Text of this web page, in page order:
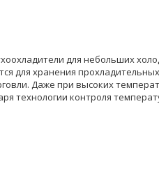
для небольших
для хранения
Даже при высоких
технологии контроля